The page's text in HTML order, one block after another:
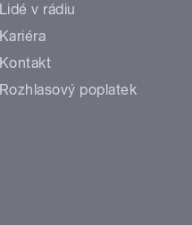
Lidé v rádiu
Kariéra
Kontakt
Rozhlasový poplatek